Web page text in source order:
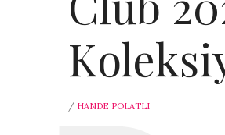
/ HANDE POLATLI